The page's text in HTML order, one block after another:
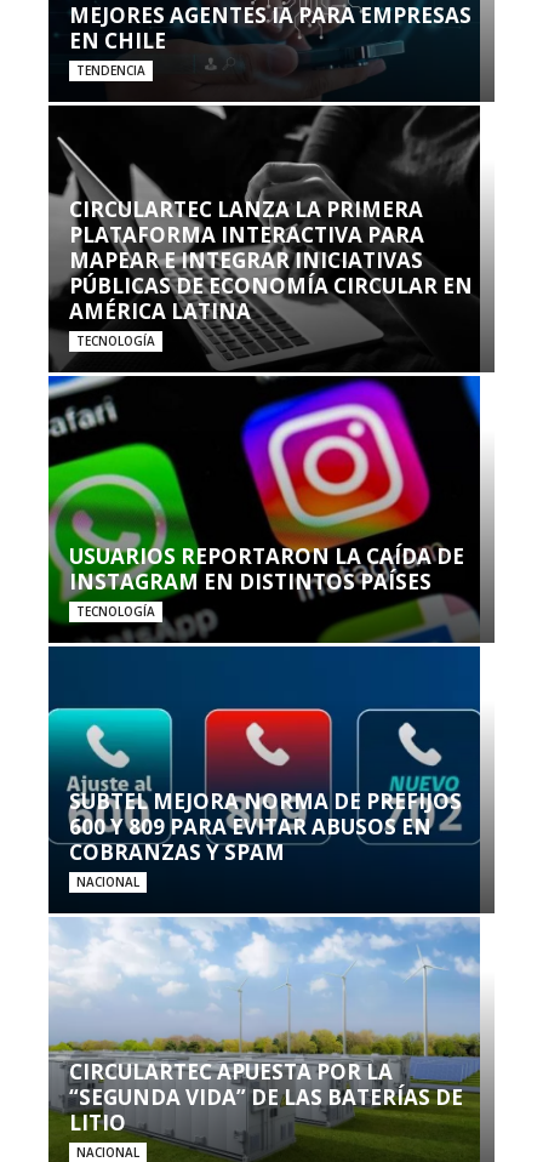
MEJORES AGENTES IA PARA EMPRESAS
EN CHILE
TENDENCIA
CIRCULARTEC LANZA LA PRIMERA
PLATAFORMA INTERACTIVA PARA
MAPEAR E INTEGRAR INICIATIVAS
PÚBLICAS DE ECONOMÍA CIRCULAR EN
AMÉRICA LATINA
TECNOLOGÍA
USUARIOS REPORTARON LA CAÍDA DE
INSTAGRAM EN DISTINTOS PAÍSES
TECNOLOGÍA
SUBTEL MEJORA NORMA DE PREFIJOS
600 Y 809 PARA EVITAR ABUSOS EN
COBRANZAS Y SPAM
NACIONAL
CIRCULARTEC APUESTA POR LA
“SEGUNDA VIDA” DE LAS BATERÍAS DE
LITIO
NACIONAL